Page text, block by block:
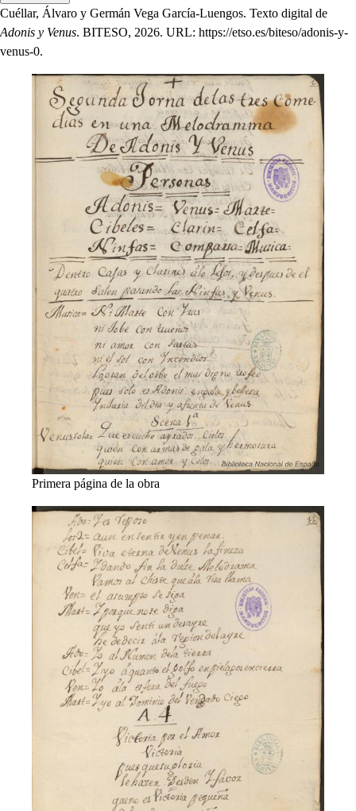
Cuéllar, Álvaro y Germán Vega García-Luengos. Texto digital de
Adonis y Venus. BITESO, 2026. URL: https://etso.es/biteso/adonis-y-
venus-0.
Primera página de la obra